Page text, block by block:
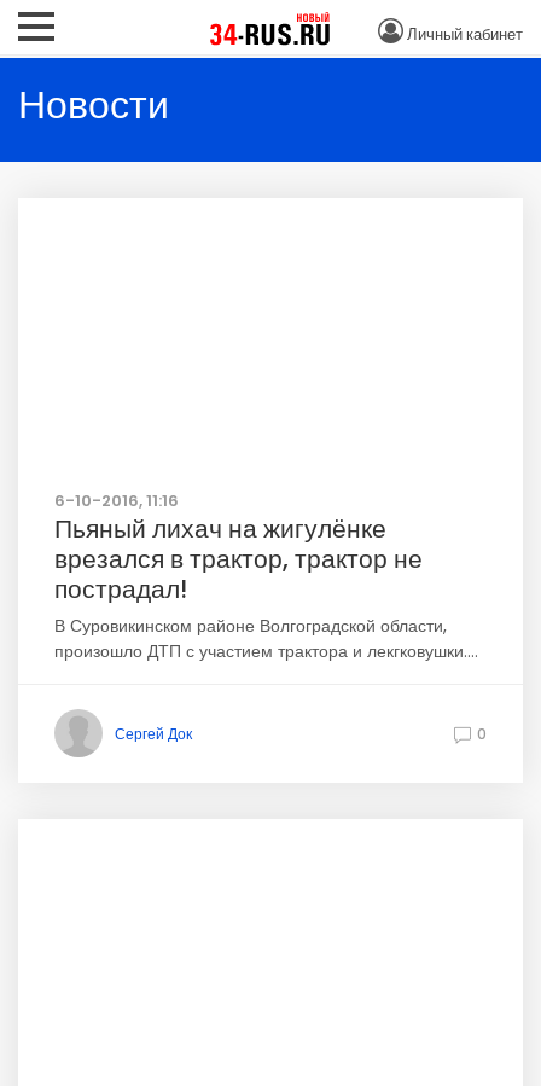
Новости
6-10-2016, 11:16
Пьяный лихач на жигулёнке
врезался в трактор, трактор не
пострадал!
В Суровикинском районе Волгоградской области,
произошло ДТП с участием трактора и лекгковушки....
Сергей Док 0
Личный кабинет